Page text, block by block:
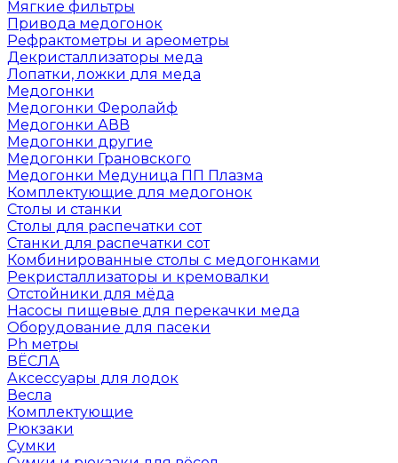
Мягкие фильтры
Привода медогонок
Рефрактометры и ареометры
Декристаллизаторы меда
Лопатки, ложки для меда
Медогонки
Медогонки Феролайф
Медогонки АВВ
Медогонки другие
Медогонки Грановского
Медогонки Медуница ПП Плазма
Комплектующие для медогонок
Столы и станки
Столы для распечатки сот
Станки для распечатки сот
Комбинированные столы с медогонками
Рекристаллизаторы и кремовалки
Отстойники для мёда
Насосы пищевые для перекачки меда
Оборудование для пасеки
Ph метры
ВЁСЛА
Аксессуары для лодок
Весла
Комплектующие
Рюкзаки
Сумки